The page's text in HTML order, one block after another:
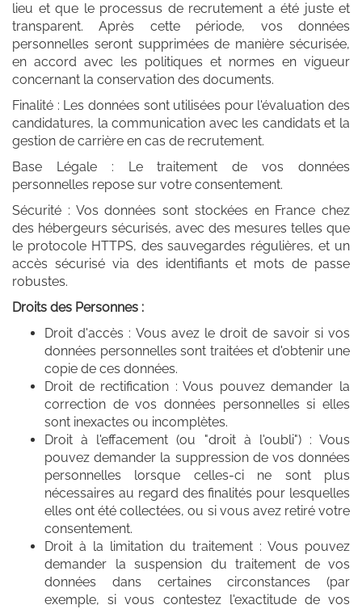
lieu et que le processus de recrutement a été juste et
transparent. Après cette période, vos données
personnelles seront supprimées de manière sécurisée,
en accord avec les politiques et normes en vigueur
concernant la conservation des documents.
Finalité : Les données sont utilisées pour l'évaluation des
candidatures, la communication avec les candidats et la
gestion de carrière en cas de recrutement.
Base Légale : Le traitement de vos données
personnelles repose sur votre consentement.
Sécurité : Vos données sont stockées en France chez
des hébergeurs sécurisés, avec des mesures telles que
le protocole HTTPS, des sauvegardes régulières, et un
accès sécurisé via des identifiants et mots de passe
robustes.
Droits des Personnes :
Droit d'accès : Vous avez le droit de savoir si vos
données personnelles sont traitées et d'obtenir une
copie de ces données.
Droit de rectification : Vous pouvez demander la
correction de vos données personnelles si elles
sont inexactes ou incomplètes.
Droit à l'effacement (ou "droit à l'oubli") : Vous
pouvez demander la suppression de vos données
personnelles lorsque celles-ci ne sont plus
nécessaires au regard des finalités pour lesquelles
elles ont été collectées, ou si vous avez retiré votre
consentement.
Droit à la limitation du traitement : Vous pouvez
demander la suspension du traitement de vos
données dans certaines circonstances (par
exemple, si vous contestez l'exactitude de vos